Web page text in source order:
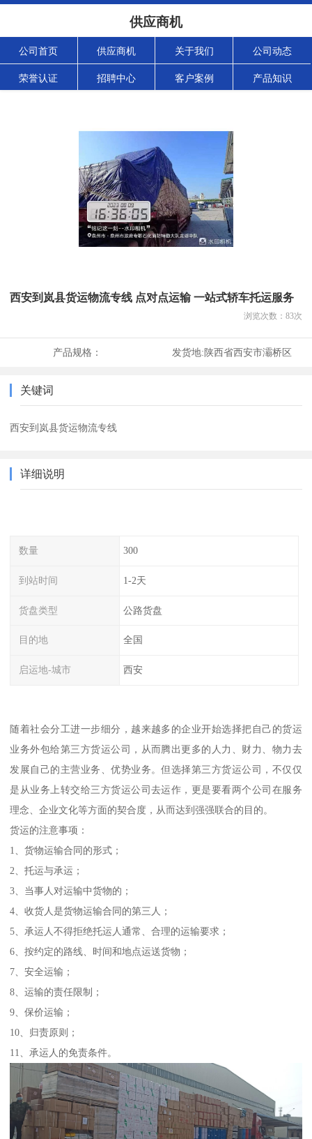
供应商机
公司首页 供应商机 关于我们 公司动态
荣誉认证 招聘中心 客户案例 产品知识
西安到岚县货运物流专线 点对点运输 一站式轿车托运服务
浏览次数： 83次
产品规格： 发货地:陕西省西安市灞桥区
关键词
西安到岚县货运物流专线
详细说明
数量 300
到站时间 1-2天
货盘类型 公路货盘
目的地 全国
启运地-城市 西安
随着社会分工进一步细分，越来越多的企业开始选择把自己的货运
业务外包给第三方货运公司，从而腾出更多的人力、财力、物力去
发展自己的主营业务、优势业务。但选择第三方货运公司，不仅仅
是从业务上转交给三方货运公司去运作，更是要看两个公司在服务
理念、企业文化等方面的契合度，从而达到强强联合的目的。
货运的注意事项：
1、货物运输合同的形式；
2、托运与承运；
3、当事人对运输中货物的；
4、收货人是货物运输合同的第三人；
5、承运人不得拒绝托运人通常、合理的运输要求；
6、按约定的路线、时间和地点运送货物；
7、安全运输；
8、运输的责任限制；
9、保价运输；
10、归责原则；
11、承运人的免责条件。